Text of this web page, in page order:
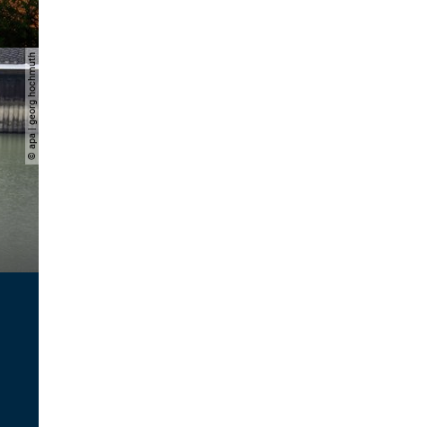
© apa | georg hochmuth